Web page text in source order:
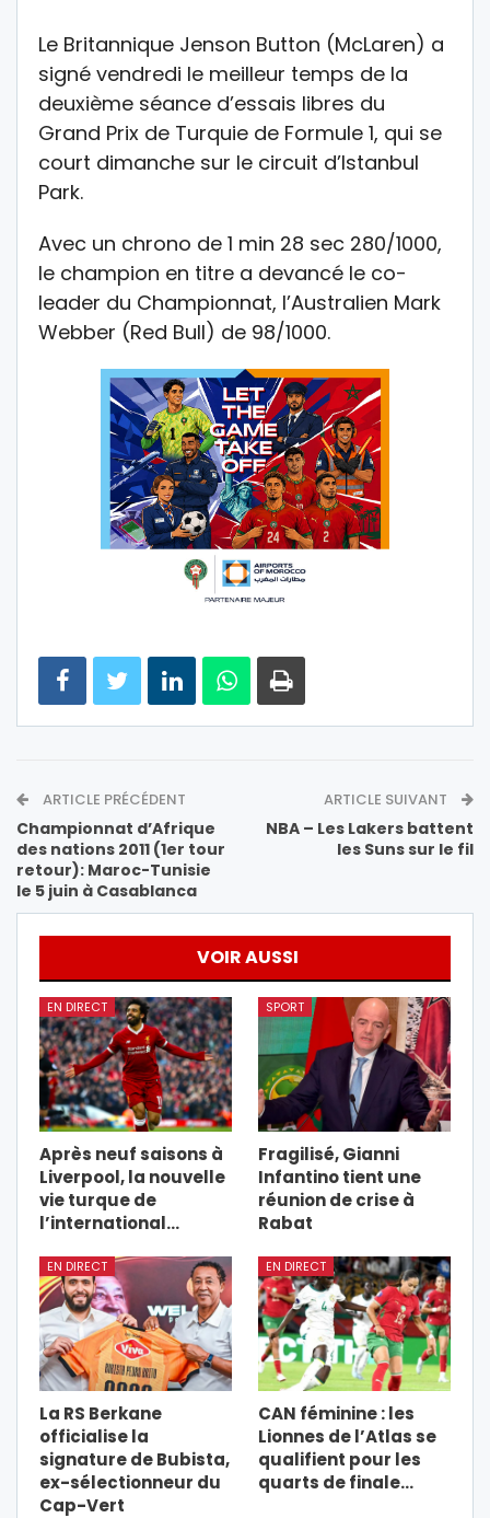
Le Britannique Jenson Button (McLaren) a
signé vendredi le meilleur temps de la
deuxième séance d’essais libres du
Grand Prix de Turquie de Formule 1, qui se
court dimanche sur le circuit d’Istanbul
Park.
Avec un chrono de 1 min 28 sec 280/1000,
le champion en titre a devancé le co-
leader du Championnat, l’Australien Mark
Webber (Red Bull) de 98/1000.
ARTICLE PRÉCÉDENT
Championnat d’Afrique
des nations 2011 (1er tour
retour): Maroc-Tunisie
le 5 juin à Casablanca
ARTICLE SUIVANT
NBA – Les Lakers battent
les Suns sur le fil
VOIR AUSSI
EN DIRECT
Après neuf saisons à
Liverpool, la nouvelle
vie turque de
l’international…
SPORT
Fragilisé, Gianni
Infantino tient une
réunion de crise à
Rabat
EN DIRECT
La RS Berkane
officialise la
signature de Bubista,
ex-sélectionneur du
Cap-Vert
EN DIRECT
CAN féminine : les
Lionnes de l’Atlas se
qualifient pour les
quarts de finale…